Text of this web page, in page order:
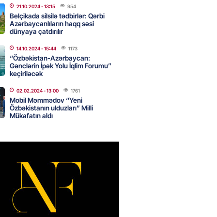
ABŞ-ın özünün bu raketlərə
var
- 15:00
İran millisindən İMTİNA
- 14:45
Biznes-dən mikro biznes
5%-dək endirim
- 14:28
21.10.2024- 13:15 954
Belçikada silsilə tədbirlər: Qərbi
Azərbaycanlıların haqq səsi
dünyaya çatdırılır
14.10.2024- 15:44 1173
“Özbəkistan-Azərbaycan:
Gənclərin İpək Yolu İqlim Forumu”
keçiriləcək
02.02.2024- 13:00 1761
Mobil Məmmədov “Yeni
Özbəkistanın ulduzları” Milli
Mükafatın aldı